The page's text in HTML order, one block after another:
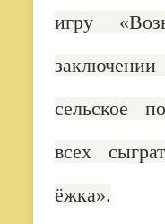
игру
сельское
всех
ёжка».